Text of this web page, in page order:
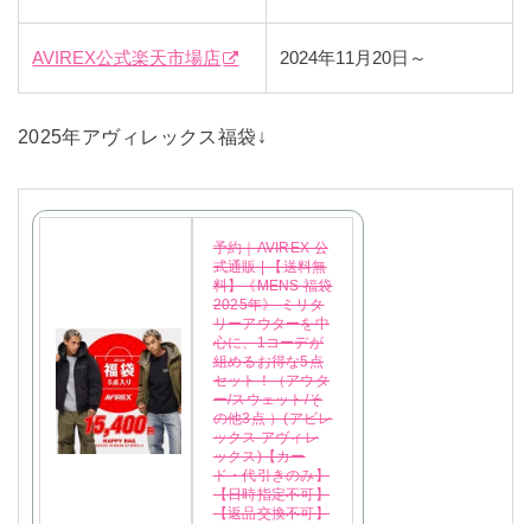
AVIREX公式楽天市場店 2024年11月20日～
2025年アヴィレックス福袋↓
予約｜AVIREX 公
式通販 | 【送料無
料】《MENS 福袋
2025年》 ミリタ
リーアウターを中
心に、1コーデが
組めるお得な5点
セット！（アウタ
ー/スウェット/そ
の他3点 ）(アビレ
ックス アヴィレ
ックス)【カー
ド・代引きのみ】
【日時指定不可】
【返品交換不可】